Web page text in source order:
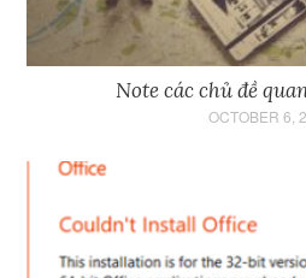
Note các chủ đề
OCTOBER 6,